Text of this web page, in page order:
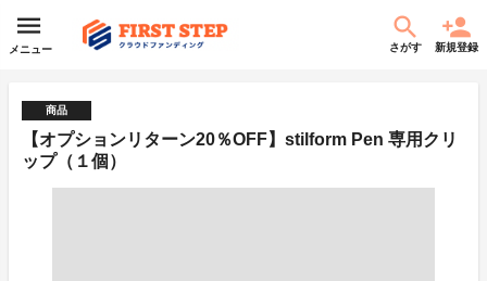
メニュー さがす 新規登録
商品
【オプションリターン20％OFF】stilform Pen 専用クリ
ップ（１個）